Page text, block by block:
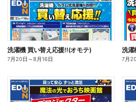
洗濯機 買い替え応援!!(オモテ)
7月20日 ～8月16日
洗濯
7月